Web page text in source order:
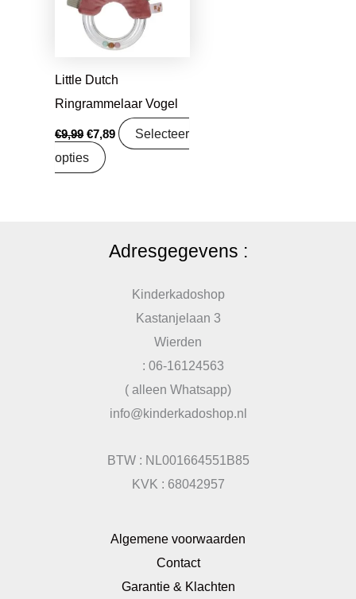
Little Dutch
Ringrammelaar Vogel
€9,99 €7,89
Selecteer
opties
Adresgegevens :
Kinderkadoshop
Kastanjelaan 3
Wierden
: 06-16124563
( alleen Whatsapp)
info@kinderkadoshop.nl
BTW : NL001664551B85
KVK : 68042957
Algemene voorwaarden
Contact
Garantie & Klachten